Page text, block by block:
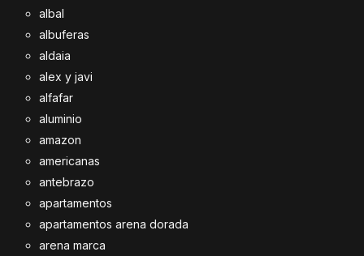
albal
albuferas
aldaia
alex y javi
alfafar
aluminio
amazon
americanas
antebrazo
apartamentos
apartamentos arena dorada
arena marca